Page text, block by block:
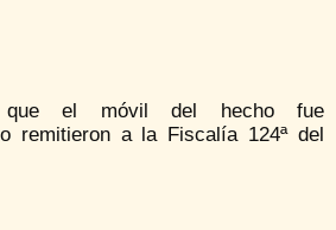
el móvil del hecho fue
remitieron a la Fiscalía 124ª del